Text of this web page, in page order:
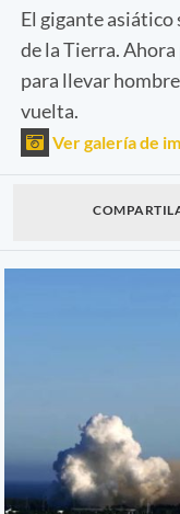
El gigante asiático
de la Tierra.
para llevar
vuelta.
Ver galería de